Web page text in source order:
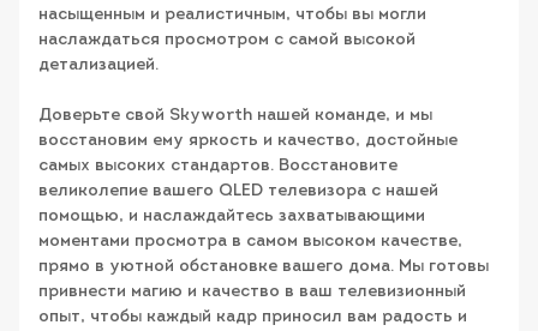
насыщенным и реалистичным, чтобы вы могли
наслаждаться просмотром с самой высокой
детализацией.
Доверьте свой Skyworth нашей команде, и мы
восстановим ему яркость и качество, достойные
самых высоких стандартов. Восстановите
великолепие вашего QLED телевизора с нашей
помощью, и наслаждайтесь захватывающими
моментами просмотра в самом высоком качестве,
прямо в уютной обстановке вашего дома. Мы готовы
привнести магию и качество в ваш телевизионный
опыт, чтобы каждый кадр приносил вам радость и